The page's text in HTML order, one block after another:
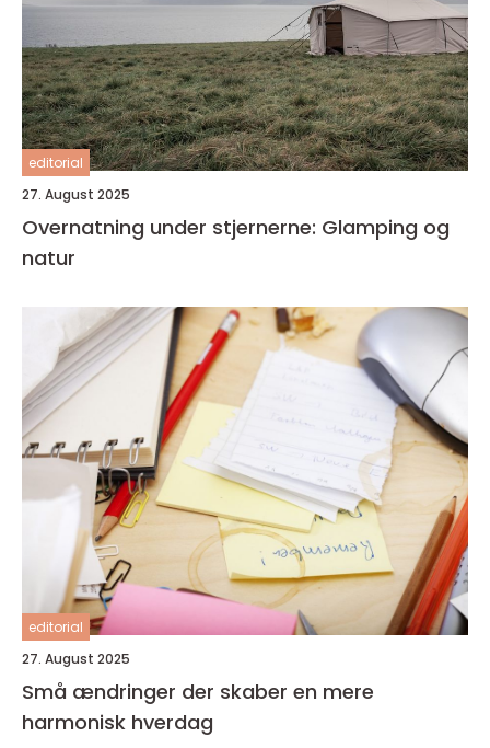
editorial
27. August 2025
Overnatning under stjernerne: Glamping og
natur
editorial
27. August 2025
Små ændringer der skaber en mere
harmonisk hverdag